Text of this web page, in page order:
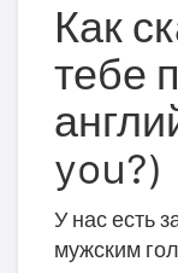
Как
тебе
you?)
У нас есть
мужским